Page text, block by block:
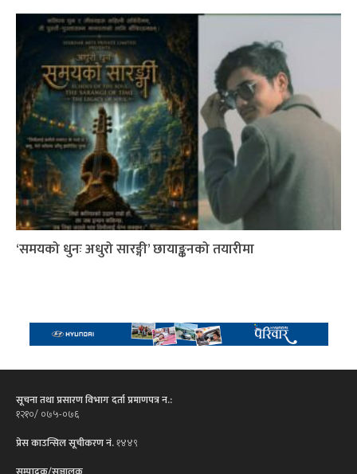
‘समयको धुनः अधुरो सारङ्गी’ छायाङ्कनको तयारीमा
सूचना तथा प्रसारण विभाग दर्ता प्रमाणपत्र न.:
१२१०/ ०७५-०७६
प्रेस काउन्सिल सूचीकरण नं.१४४९